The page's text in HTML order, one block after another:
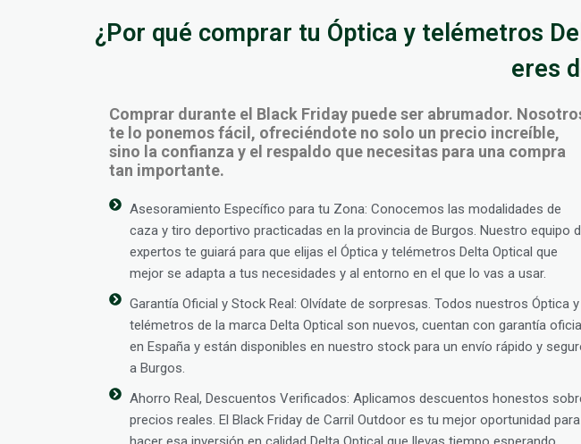
¿Por qué comprar tu Óptica y telémetros
eres
Comprar durante el Black Friday puede ser abrumador.
te lo ponemos fácil, ofreciéndote no solo un precio increíble,
sino la confianza y el respaldo que necesitas para una compra
tan importante.
Asesoramiento Específico para tu Zona: Conocemos las modalidades de
caza y tiro deportivo practicadas en la provincia de Burgos. Nuestro equipo
expertos te guiará para que elijas el Óptica y telémetros Delta Optical que
mejor se adapta a tus necesidades y al entorno en el que lo vas a usar.
Garantía Oficial y Stock Real: Olvídate de sorpresas. Todos nuestros Óptica y
telémetros de la marca Delta Optical son nuevos, cuentan con garantía
en España y están disponibles en nuestro stock para un envío rápido y
a Burgos.
Ahorro Real, Descuentos Verificados: Aplicamos descuentos honestos
precios reales. El Black Friday de Carril Outdoor es tu mejor oportunidad para